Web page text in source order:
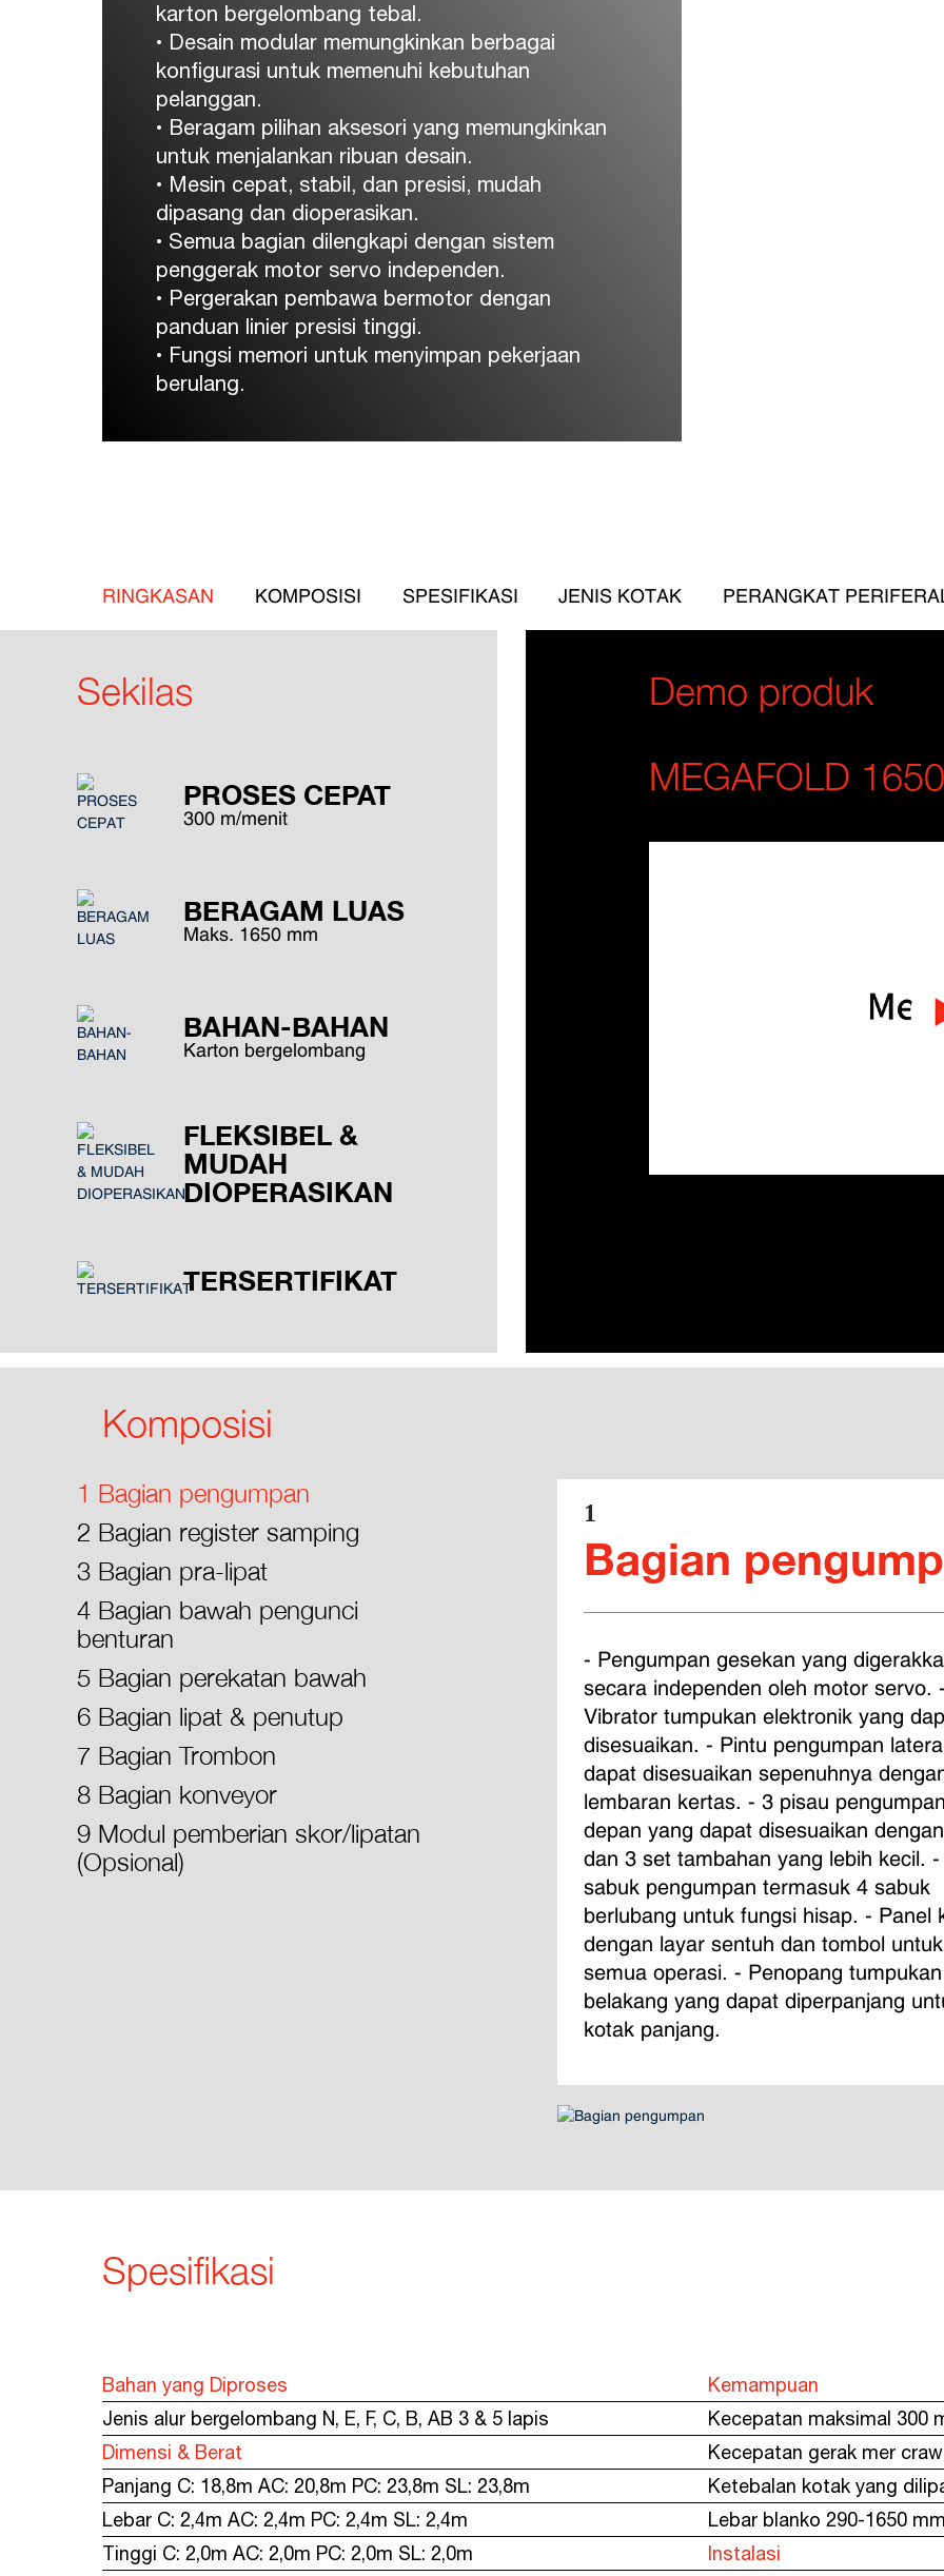
karton bergelombang tebal.
• Desain modular memungkinkan berbagai
konfigurasi untuk memenuhi kebutuhan
pelanggan.
• Beragam pilihan aksesori yang memungkinkan
untuk menjalankan ribuan desain.
• Mesin cepat, stabil, dan presisi, mudah
dipasang dan dioperasikan.
• Semua bagian dilengkapi dengan sistem
penggerak motor servo independen.
• Pergerakan pembawa bermotor dengan
panduan linier presisi tinggi.
• Fungsi memori untuk menyimpan pekerjaan
berulang.
RINGKASAN KOMPOSISI SPESIFIKASI JENIS KOTAK PERANGKAT
Sekilas
PROSES CEPAT
300 m/menit
BERAGAM LUAS
Maks. 1650 mm
BAHAN-BAHAN
Karton bergelombang
FLEKSIBEL &
MUDAH
DIOPERASIKAN
TERSERTIFIKAT
Demo produk
MEGAFOLD 1650
Komposisi
1 Bagian pengumpan
2 Bagian register samping
3 Bagian pra-lipat
4 Bagian bawah pengunci
benturan
5 Bagian perekatan bawah
6 Bagian lipat & penutup
7 Bagian Trombon
8 Bagian konveyor
9 Modul pemberian skor/lipatan
(Opsional)
1
Bagian
- Pengumpan gesekan yang
secara independen oleh motor servo.
Vibrator tumpukan elektronik yang
disesuaikan. - Pintu pengumpan
dapat disesuaikan sepenuhnya
lembaran kertas. - 3 pisau
depan yang dapat disesuaikan
dan 3 set tambahan yang lebih kecil.
sabuk pengumpan termasuk 4 sabuk
berlubang untuk fungsi hisap. - Panel
dengan layar sentuh dan tombol
semua operasi. - Penopang
belakang yang dapat diperpanjang
kotak panjang.
Spesifikasi
Bahan yang Diproses
Jenis alur bergelombang N, E, F, C, B, AB 3 & 5 lapis
Dimensi & Berat
Panjang C: 18,8m AC: 20,8m PC: 23,8m SL: 23,8m
Lebar C: 2,4m AC: 2,4m PC: 2,4m SL: 2,4m
Tinggi C: 2,0m AC: 2,0m PC: 2,0m SL: 2,0m
Kemampuan
Kecepatan maksimal 300
Kecepatan gerak mer
Ketebalan kotak yang
Lebar blanko 290-1650
Instalasi